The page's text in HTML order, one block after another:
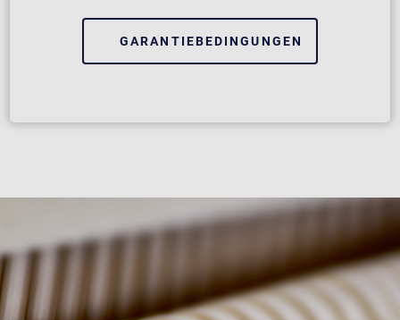
GARANTIEBEDINGUNGEN